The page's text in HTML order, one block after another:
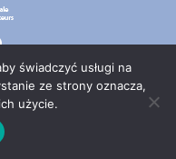
świadczyć usługi na
ze strony oznacza,
użycie.